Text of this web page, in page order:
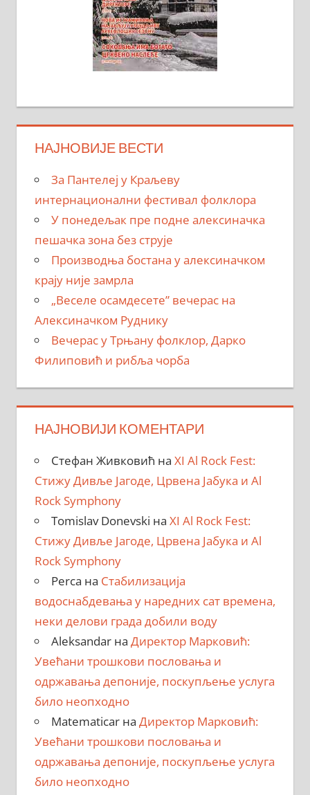
НАЈНОВИЈЕ ВЕСТИ
За Пантелеј у Краљеву
интернационални фестивал фолклора
У понедељак пре подне алексиначка
пешачка зона без струје
Производња бостана у алексиначком
крају није замрла
„Веселе осамдесете” вечерас на
Алексиначком Руднику
Вечерас у Трњану фолклор, Дарко
Филиповић и рибља чорба
НАЈНОВИЈИ КОМЕНТАРИ
Стефан Живковић на XI Al Rock Fest:
Стижу Дивље Јагоде, Црвена Јабука и Al
Rock Symphony
Tomislav Donevski на XI Al Rock Fest:
Стижу Дивље Јагоде, Црвена Јабука и Al
Rock Symphony
Perca на Стабилизација
водоснабдевања у наредних сат времена,
неки делови града добили воду
Aleksandarна Директор Марковић:
Увећани трошкови пословања и
одржавања депоније, поскупљење услуга
било неопходно
Matematicarна Директор Марковић:
Увећани трошкови пословања и
одржавања депоније, поскупљење услуга
било неопходно